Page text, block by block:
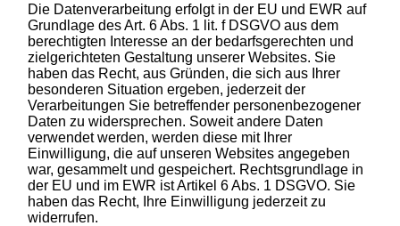
Die Datenverarbeitung erfolgt in der EU und EWR auf
Grundlage des Art. 6 Abs. 1 lit. f DSGVO aus dem
berechtigten Interesse an der bedarfsgerechten und
zielgerichteten Gestaltung unserer Websites. Sie
haben das Recht, aus Gründen, die sich aus Ihrer
besonderen Situation ergeben, jederzeit der
Verarbeitungen Sie betreffender personenbezogener
Daten zu widersprechen. Soweit andere Daten
verwendet werden, werden diese mit Ihrer
Einwilligung, die auf unseren Websites angegeben
war, gesammelt und gespeichert. Rechtsgrundlage in
der EU und im EWR ist Artikel 6 Abs. 1 DSGVO. Sie
haben das Recht, Ihre Einwilligung jederzeit zu
widerrufen.